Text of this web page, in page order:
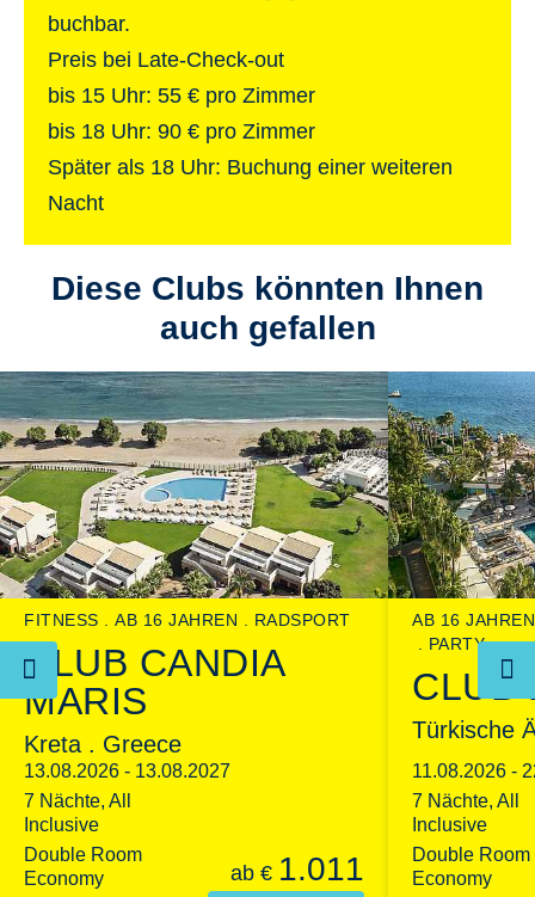
009002428249700
E-Mail
info.beldibi@tui-magiclife.com
Zug zum Flug
Bei TUI Paketreisen (inkl. Flug, ausgenommen
XTUI-Reisen) ist ein Ticket 2. Klasse für die
Deutsche Bahn AG bzw. für die ÖBB inklusive.
Mehr Informationen erhältst du
buchbar.
Preis bei Late-Check-out
​​​​​​​bis 15 Uhr: 55 € pro Zimmer
bis 18 Uhr: 90 € pro Zimmer
Später als 18 Uhr: Buchung einer weiteren
Nacht
Diese Clubs könnten Ihnen
auch gefallen
FITNESS AB 16 JAHREN RADSPORT
CLUB CANDIA
MARIS
Kreta . Greece
13.08.2026 - 13.08.2027
7 Nächte, All
Inclusive
Double Room
Economy
ab € 1.011
AB 16 JAHREN
PARTY
CLUB
Türkische
11.08.2026 -
7 Nächte, All
Inclusive
Double Room
Economy